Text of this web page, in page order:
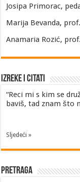
Josipa Primorac,
Marija Bevanda,
Anamaria Rozić,
Izreke i Citati
“Reci mi s kim se
baviš, tad znam što
Sljedeći »
Pretraga